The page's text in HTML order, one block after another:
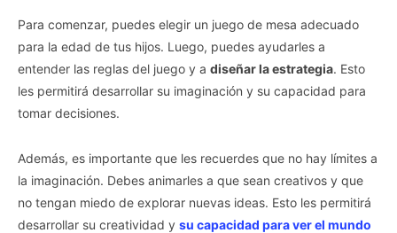
Para comenzar, puedes elegir un juego de mesa adecuado
para la edad de tus hijos. Luego, puedes ayudarles a
entender las reglas del juego y a diseñar la estrategia. Esto
les permitirá desarrollar su imaginación y su capacidad para
tomar decisiones.
Además, es importante que les recuerdes que no hay límites a
la imaginación. Debes animarles a que sean creativos y que
no tengan miedo de explorar nuevas ideas. Esto les permitirá
desarrollar su creatividad y su capacidad para ver el mundo